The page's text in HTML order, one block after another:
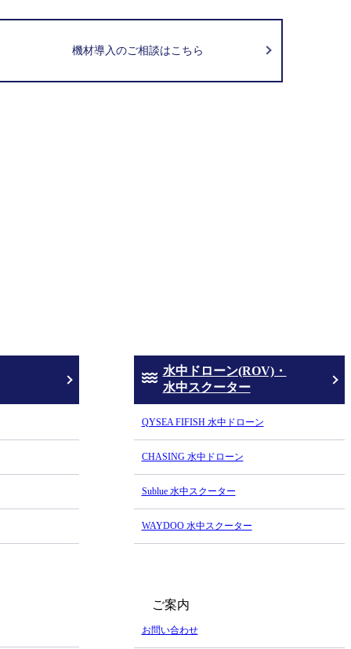
機材導入のご相談はこちら
水中ドローン(ROV)・
水中スクーター
QYSEA FIFISH 水中ドローン
CHASING 水中ドローン
Sublue 水中スクーター
WAYDOO 水中スクーター
ご案内
お問い合わせ